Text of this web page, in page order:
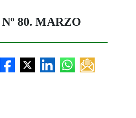
80. MARZO